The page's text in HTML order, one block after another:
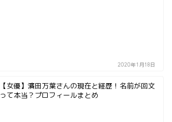
2020年1月18日
【女優】濱田万葉さんの現在と経歴！名前が回文
って本当？プロフィールまとめ